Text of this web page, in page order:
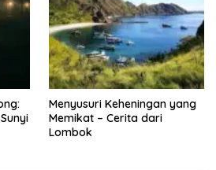
Menyusuri Keheningan yang
Memikat – Cerita dari
Lombok